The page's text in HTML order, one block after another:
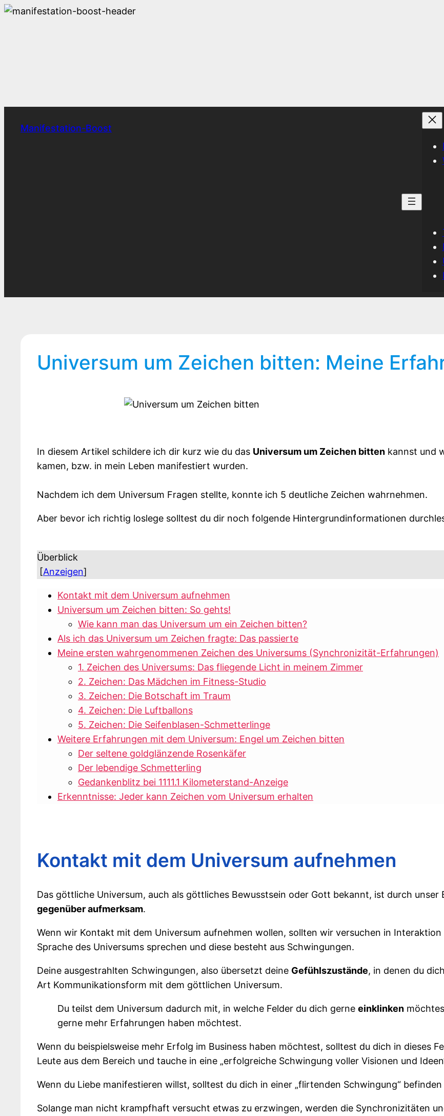
Zum
Manifestation-Boost
Universum um Zeichen bitten: Meine
In diesem Artikel schildere ich dir kurz wie du das Universum um Zeichen bitten kannst und
kamen, bzw. in mein Leben manifestiert wurden.
Nachdem ich dem Universum Fragen stellte, konnte ich 5 deutliche Zeichen wahrnehmen.
Aber bevor ich richtig loslege solltest du dir noch folgende Hintergrundinformationen
Überblick
[Anzeigen]
Kontakt mit dem Universum aufnehmen
Universum um Zeichen bitten: So gehts!
Wie kann man das Universum um ein Zeichen bitten?
Als ich das Universum um Zeichen fragte: Das passierte
Meine ersten wahrgenommenen Zeichen des Universums (Synchronizität-Erfahrungen)
1. Zeichen des Universums: Das fliegende Licht in meinem Zimmer
2. Zeichen: Das Mädchen im Fitness-Studio
3. Zeichen: Die Botschaft im Traum
4. Zeichen: Die Luftballons
5. Zeichen: Die Seifenblasen-Schmetterlinge
Weitere Erfahrungen mit dem Universum: Engel um Zeichen bitten
Der seltene goldglänzende Rosenkäfer
Der lebendige Schmetterling
Gedankenblitz bei 1111.1 Kilometerstand-Anzeige
Erkenntnisse: Jeder kann Zeichen vom Universum erhalten
Kontakt mit dem Universum aufnehmen
Das göttliche Universum, auch als göttliches Bewusstsein oder Gott bekannt, ist durch unser
gegenüber aufmerksam.
Wenn wir Kontakt mit dem Universum aufnehmen wollen, sollten wir versuchen in
Sprache des Universums sprechen und diese besteht aus Schwingungen.
Deine ausgestrahlten Schwingungen, also übersetzt deine Gefühlszustände, in denen du
Art Kommunikationsform mit dem göttlichen Universum.
Du teilst dem Universum dadurch mit, in welche Felder du dich gerne einklinken
gerne mehr Erfahrungen haben möchtest.
Wenn du beispielsweise mehr Erfolg im Business haben möchtest, solltest du dich in dieses
Leute aus dem Bereich und tauche in eine „erfolgreiche Schwingung voller Visionen und
Wenn du Liebe manifestieren willst, solltest du dich in einer „flirtenden Schwingung“
Solange man nicht krampfhaft versucht etwas zu erzwingen, werden die Synchronizitäten